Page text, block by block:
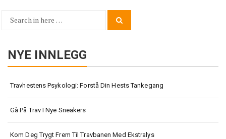
Search
NYE INNLEGG
Travhestens Psykologi: Forstå Din Hests Tankegang
Gå På Trav I Nye Sneakers
Kom Deg Trygt Frem Til Travbanen Med Ekstralys